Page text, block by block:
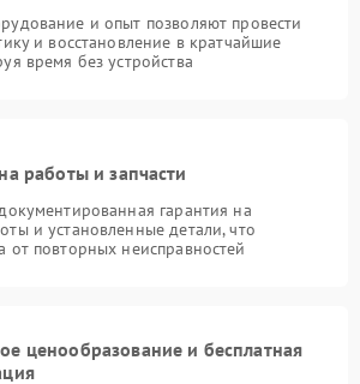
и опыт позволяют провести
и восстановление в кратчайшие
время без устройства
работы и запчасти
гарантия на
и установленные детали, что
от повторных неисправностей
ценообразование и бесплатная